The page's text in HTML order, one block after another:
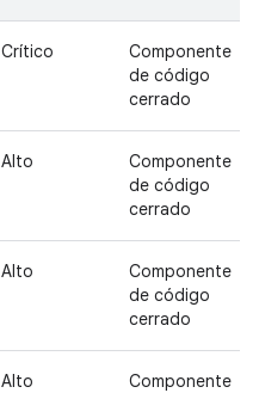
Crítico
Componente
de código
cerrado
Alto
Componente
de código
cerrado
Alto
Componente
de código
cerrado
Alto
Componente